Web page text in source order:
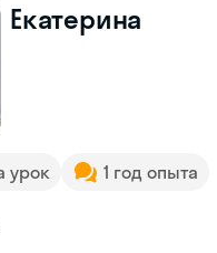
Екатерина
урок 1 год опыта